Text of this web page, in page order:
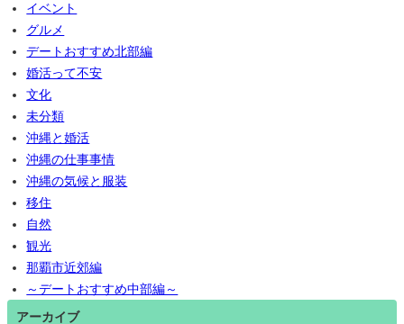
イベント
グルメ
デートおすすめ北部編
婚活って不安
文化
未分類
沖縄と婚活
沖縄の仕事事情
沖縄の気候と服装
移住
自然
観光
那覇市近郊編
～デートおすすめ中部編～
アーカイブ